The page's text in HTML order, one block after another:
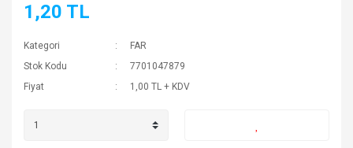
1,20 TL
Kategori
FAR
Stok Kodu
7701047879
Fiyat
1,00 TL + KDV